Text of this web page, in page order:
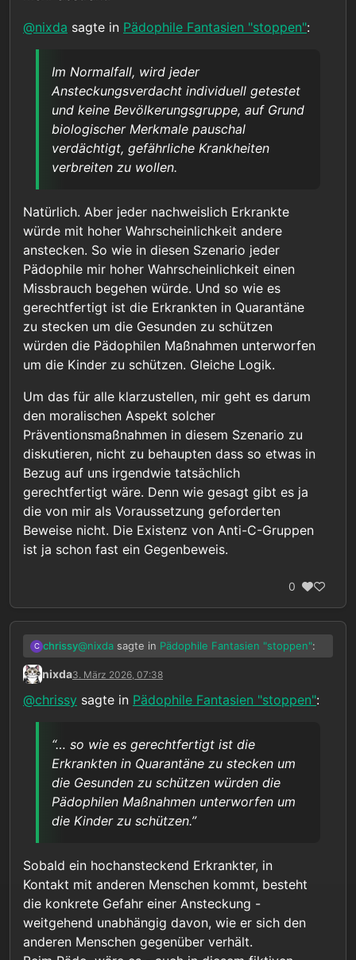
@nixda sagte in Pädophile Fantasien "stoppen":
Im Normalfall, wird jeder
Ansteckungsverdacht individuell getestet
und keine Bevölkerungsgruppe, auf Grund
biologischer Merkmale pauschal
verdächtigt, gefährliche Krankheiten
verbreiten zu wollen.
Natürlich. Aber jeder nachweislich Erkrankte
würde mit hoher Wahrscheinlichkeit andere
anstecken. So wie in diesen Szenario jeder
Pädophile mir hoher Wahrscheinlichkeit einen
Missbrauch begehen würde. Und so wie es
gerechtfertigt ist die Erkrankten in Quarantäne
zu stecken um die Gesunden zu schützen
würden die Pädophilen Maßnahmen unterworfen
um die Kinder zu schützen. Gleiche Logik.
Um das für alle klarzustellen, mir geht es darum
den moralischen Aspekt solcher
Präventionsmaßnahmen in diesem Szenario zu
diskutieren, nicht zu behaupten dass so etwas in
Bezug auf uns irgendwie tatsächlich
gerechtfertigt wäre. Denn wie gesagt gibt es ja
die von mir als Voraussetzung geforderten
Beweise nicht. Die Existenz von Anti-C-Gruppen
ist ja schon fast ein Gegenbeweis.
0
C chrissy@nixda sagte in Pädophile Fantasien "stoppen":
Gefährdungslage vorliegt…
@ nixdasagte inPädophile Fantasien "stoppen"
Dann reden wir aber nicht mehr über
Pädophilie, sondern über schwere
psychiatrische Erkrankungen.
Fast. In diesem - zum Glück fiktiven - Szenario
Tangiert würden die Rechte von Pädos,
die sich nichts haben zu Schulden
kommen lassen, begründet lediglich mit
einer abstrakten Gefährdung.
Richtig, allerdings wäre in diesem Szenario die
Gefährdung nicht abstrakt sondern sehr konkret.
95% Tatwahrscheinlichkeit ist definitiv nicht mehr
nixda sagte inPädophile Fantasien "stoppen"
nixda3. März 2026, 07:38
@chrissy sagte in Pädophile Fantasien "stoppen":
“… so wie es gerechtfertigt ist die
Erkrankten in Quarantäne zu stecken um
die Gesunden zu schützen würden die
Pädophilen Maßnahmen unterworfen um
die Kinder zu schützen.”
Sobald ein hochansteckend Erkrankter, in
Kontakt mit anderen Menschen kommt, besteht
die konkrete Gefahr einer Ansteckung -
weitgehend unabhängig davon, wie er sich den
anderen Menschen gegenüber verhält.